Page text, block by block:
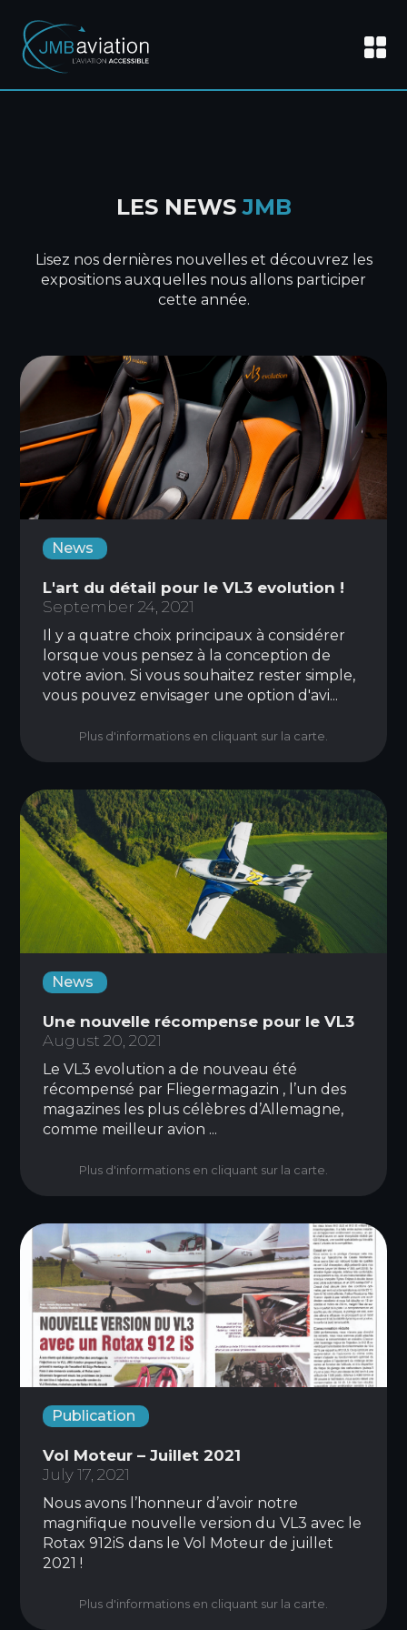
LES NEWSJMB
Lisez nos dernières nouvelles et découvrez les
expositions auxquelles nous allons participer
cette année.
News
L'art du détail pour le VL3 evolution !
September 24, 2021
Il y a quatre choix principaux à considérer
lorsque vous pensez à la conception de
votre avion. Si vous souhaitez rester simple,
vous pouvez envisager une option d'avi...
Plus d'informations en cliquant sur la carte.
News
Une nouvelle récompense pour le VL3
August 20, 2021
Le VL3 evolution a de nouveau été
récompensé par Fliegermagazin , l’un des
magazines les plus célèbres d’Allemagne,
comme meilleur avion ...
Plus d'informations en cliquant sur la carte.
Publication
Vol Moteur – Juillet 2021
July 17, 2021
Nous avons l’honneur d’avoir notre
magnifique nouvelle version du VL3 avec le
Rotax 912iS dans le Vol Moteur de juillet
2021 !
Plus d'informations en cliquant sur la carte.